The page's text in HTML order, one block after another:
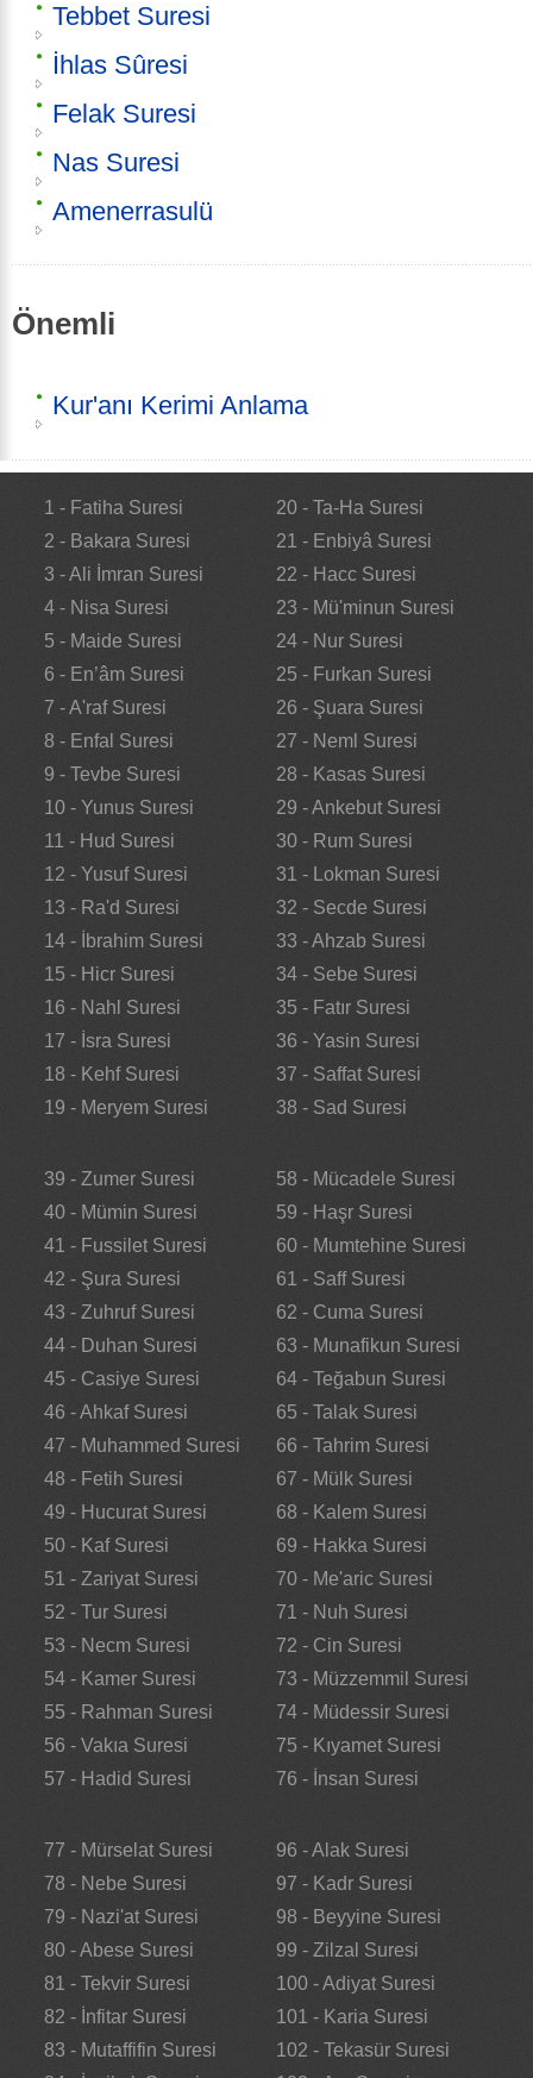
Tebbet Suresi
İhlas Sûresi
Felak Suresi
Nas Suresi
Amenerrasulü
Önemli
Kur'anı Kerimi Anlama
1 - Fatiha Suresi
2 - Bakara Suresi
3 - Ali İmran Suresi
4 - Nisa Suresi
5 - Maide Suresi
6 - En’âm Suresi
7 - A'raf Suresi
8 - Enfal Suresi
9 - Tevbe Suresi
10 - Yunus Suresi
11 - Hud Suresi
12 - Yusuf Suresi
13 - Ra'd Suresi
14 - İbrahim Suresi
15 - Hicr Suresi
16 - Nahl Suresi
17 - İsra Suresi
18 - Kehf Suresi
19 - Meryem Suresi
20 - Ta-Ha Suresi
21 - Enbiyâ Suresi
22 - Hacc Suresi
23 - Mü'minun Suresi
24 - Nur Suresi
25 - Furkan Suresi
26 - Şuara Suresi
27 - Neml Suresi
28 - Kasas Suresi
29 - Ankebut Suresi
30 - Rum Suresi
31 - Lokman Suresi
32 - Secde Suresi
33 - Ahzab Suresi
34 - Sebe Suresi
35 - Fatır Suresi
36 - Yasin Suresi
37 - Saffat Suresi
38 - Sad Suresi
39 - Zumer Suresi
40 - Mümin Suresi
41 - Fussilet Suresi
42 - Şura Suresi
43 - Zuhruf Suresi
44 - Duhan Suresi
45 - Casiye Suresi
46 - Ahkaf Suresi
47 - Muhammed Suresi
48 - Fetih Suresi
49 - Hucurat Suresi
50 - Kaf Suresi
51 - Zariyat Suresi
52 - Tur Suresi
53 - Necm Suresi
54 - Kamer Suresi
55 - Rahman Suresi
56 - Vakıa Suresi
57 - Hadid Suresi
58 - Mücadele Suresi
59 - Haşr Suresi
60 - Mumtehine Suresi
61 - Saff Suresi
62 - Cuma Suresi
63 - Munafikun Suresi
64 - Teğabun Suresi
65 - Talak Suresi
66 - Tahrim Suresi
67 - Mülk Suresi
68 - Kalem Suresi
69 - Hakka Suresi
70 - Me'aric Suresi
71 - Nuh Suresi
72 - Cin Suresi
73 - Müzzemmil Suresi
74 - Müdessir Suresi
75 - Kıyamet Suresi
76 - İnsan Suresi
77 - Mürselat Suresi
78 - Nebe Suresi
79 - Nazi'at Suresi
80 - Abese Suresi
81 - Tekvir Suresi
82 - İnfitar Suresi
83 - Mutaffifin Suresi
96 - Alak Suresi
97 - Kadr Suresi
98 - Beyyine Suresi
99 - Zilzal Suresi
100 - Adiyat Suresi
101 - Karia Suresi
102 - Tekasür Suresi